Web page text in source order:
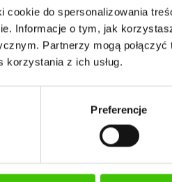
cookie do spersonalizowania
Informacje o tym, jak
Partnerzy mogą
korzystania z ich usług.
Preferencje